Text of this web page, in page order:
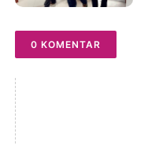
0 KOMENTAR